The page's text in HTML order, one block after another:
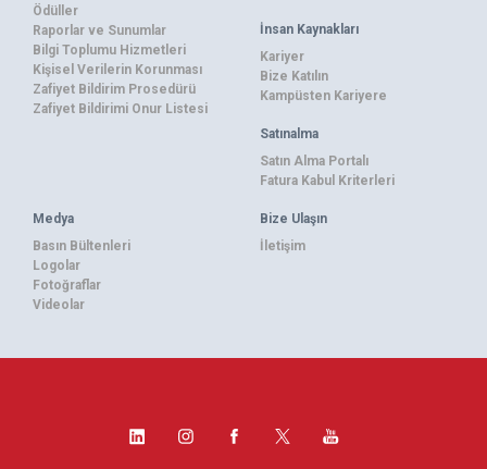
Ödüller
Raporlar ve Sunumlar
Bilgi Toplumu Hizmetleri
Kişisel Verilerin Korunması
Zafiyet Bildirim Prosedürü
Zafiyet Bildirimi Onur Listesi
İnsan Kaynakları
Kariyer
Bize Katılın
Kampüsten Kariyere
Satınalma
Satın Alma Portalı
Fatura Kabul Kriterleri
Medya
Basın Bültenleri
Logolar
Fotoğraflar
Videolar
Bize Ulaşın
İletişim